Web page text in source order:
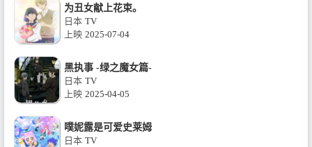
为丑女献上花束。
日本 TV
上映 2025-07-04
黑执事 -绿之魔女篇-
日本 TV
上映 2025-04-05
噗妮露是可爱史莱姆
日本 TV